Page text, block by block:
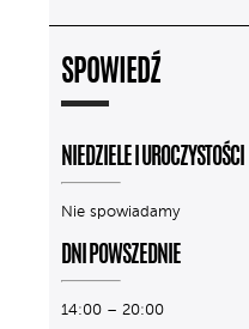
SPOWIEDŹ
NIEDZIELE I UROCZYSTOŚCI
Nie spowiadamy
DNI POWSZEDNIE
14:00 – 20:00